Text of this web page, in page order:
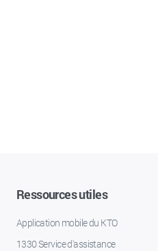
Ressources utiles
Application mobile du KTO
1330 Service d'assistance